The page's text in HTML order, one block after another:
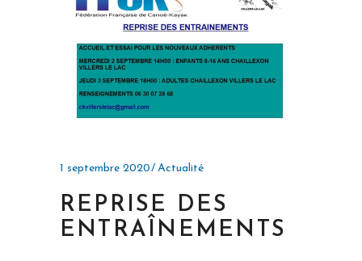
1 septembre 2020 Actualité
REPRISE DES
ENTRAÎNEMENTS